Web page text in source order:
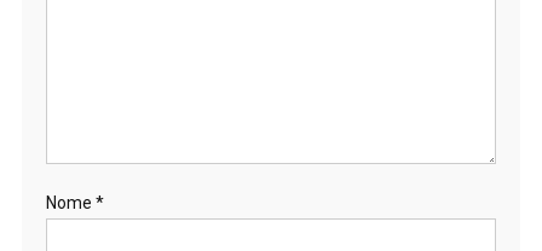
Nome *